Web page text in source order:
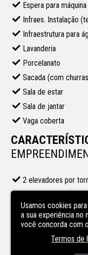
Espera para máquina
Infraes. Instalação
Infraestrutura para
Lavanderia
Porcelanato
Sacada (com
Sala de estar
Sala de jantar
Vaga coberta
2 elevadores por
Condomínio com
Espaço Gourmet
Gás central
Infraest.
Usamos cookies
a sua experiência no
você concorda com
Termos de